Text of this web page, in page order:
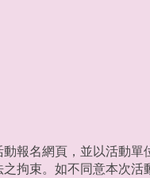
報名網頁，並以活動單
拘束。如不同意本次活